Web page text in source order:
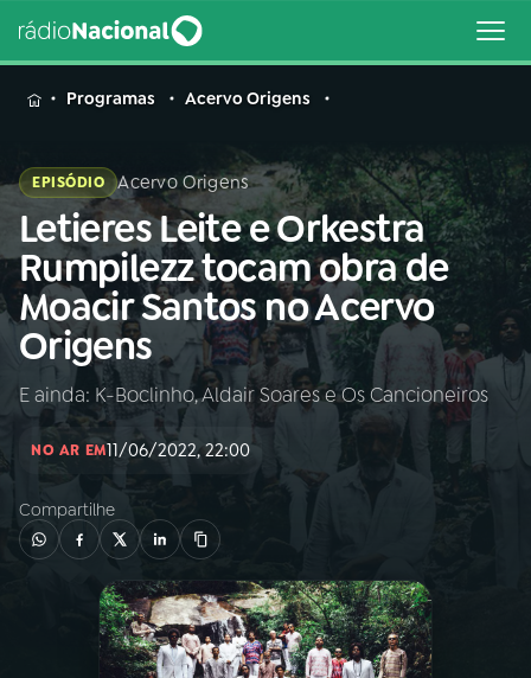
MENU
Buscar
na
Rádio
Nacional
Buscar
AO VIVO
01 INÍCIO
02A RÁDIO
PROGRAMAÇÃO
PROGRAMAS
Programas Acervo Origens
EPISÓDIO Acervo Origens
Letieres Leite e Orkestra
Rumpilezz tocam obra de
Moacir Santos no Acervo
Origens
E ainda: K-Boclinho, Aldair Soares e Os Cancioneiros
NO AR EM11/06/2022, 22:00
Compartilhe